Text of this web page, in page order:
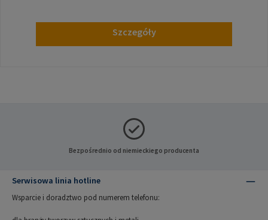
Szczegóły
Bezpośrednio od niemieckiego producenta
Serwisowa linia hotline
Wsparcie i doradztwo pod numerem telefonu: